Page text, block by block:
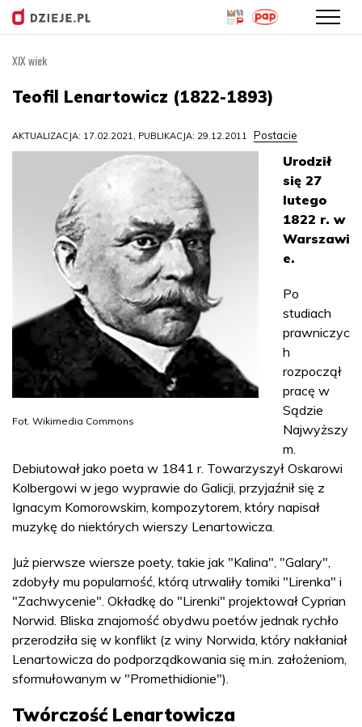
treści
XIX wiek
Teofil Lenartowicz (1822-1893)
AKTUALIZACJA: 17.02.2021, PUBLIKACJA: 29.12.2011 Postacie
Fot. Wikimedia Commons
Urodził
się 27
lutego
1822 r. w
Warszawi
e.
Po
studiach
prawniczyc
h
rozpoczął
pracę w
Sądzie
Najwyższy
m.
Debiutował jako poeta w 1841 r. Towarzyszył Oskarowi
Kolbergowi w jego wyprawie do Galicji, przyjaźnił się z
Ignacym Komorowskim, kompozytorem, który napisał
muzykę do niektórych wierszy Lenartowicza.
Już pierwsze wiersze poety, takie jak "Kalina", "Galary",
zdobyły mu popularność, którą utrwaliły tomiki "Lirenka" i
"Zachwycenie". Okładkę do "Lirenki" projektował Cyprian
Norwid. Bliska znajomość obydwu poetów jednak rychło
przerodziła się w konflikt (z winy Norwida, który nakłaniał
Lenartowicza do podporządkowania się m.in. założeniom,
sformułowanym w "Promethidionie").
Twórczość Lenartowicza